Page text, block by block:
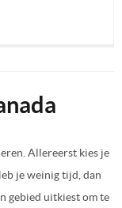
Allereerst kies je
je weinig tijd, dan
gebied uitkiest om te